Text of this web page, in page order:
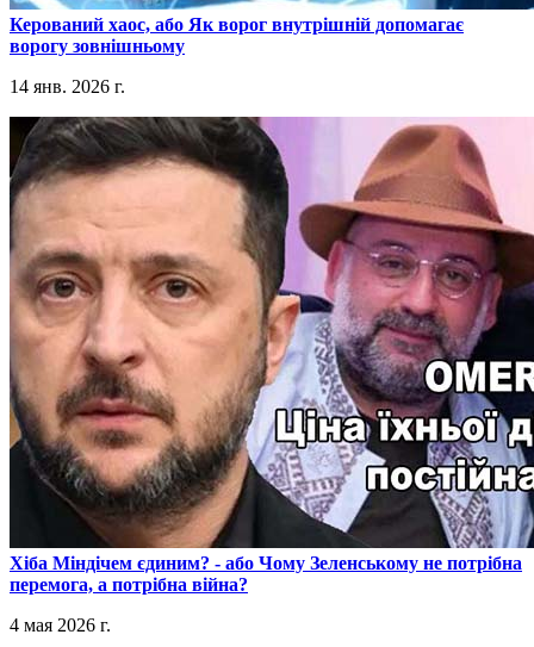
​Керований хаос, або Як ворог внутрішній допомагає
ворогу зовнішньому
14 янв. 2026 г.
​Хіба Міндічем єдиним? - або Чому Зеленському не потрібна
перемога, а потрібна війна?
4 мая 2026 г.